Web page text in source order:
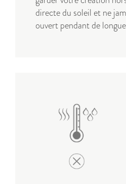
directe du soleil et ne
ouvert pendant de